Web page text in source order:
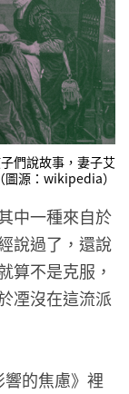
們說故事，妻子艾
源：wikipedia）
中一種來自於
說過了，還說
不是克服，
凐沒在這流派
的焦慮》裡